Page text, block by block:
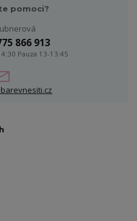
pomoci?
866 913
Pauza 13-13:45